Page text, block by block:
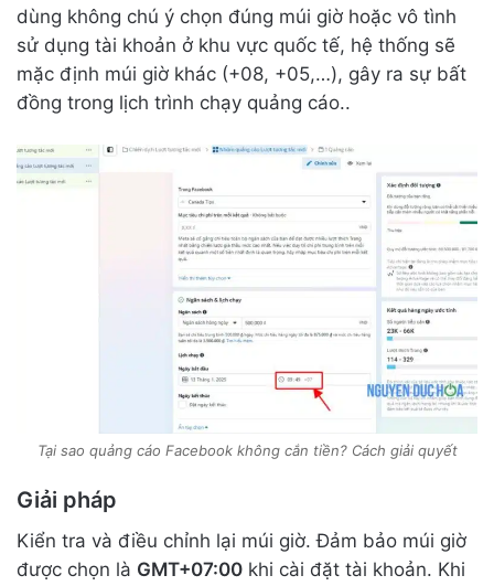
dùng không chú ý chọn đúng múi giờ hoặc vô tình
sử dụng tài khoản ở khu vực quốc tế, hệ thống sẽ
mặc định múi giờ khác (+08, +05,…), gây ra sự bất
đồng trong lịch trình chạy quảng cáo..
Tại sao quảng cáo Facebook không cắn tiền? Cách giải quyết
Giải pháp
Kiển tra và điều chỉnh lại múi giờ. Đảm bảo múi giờ
được chọn là GMT+07:00 khi cài đặt tài khoản. Khi